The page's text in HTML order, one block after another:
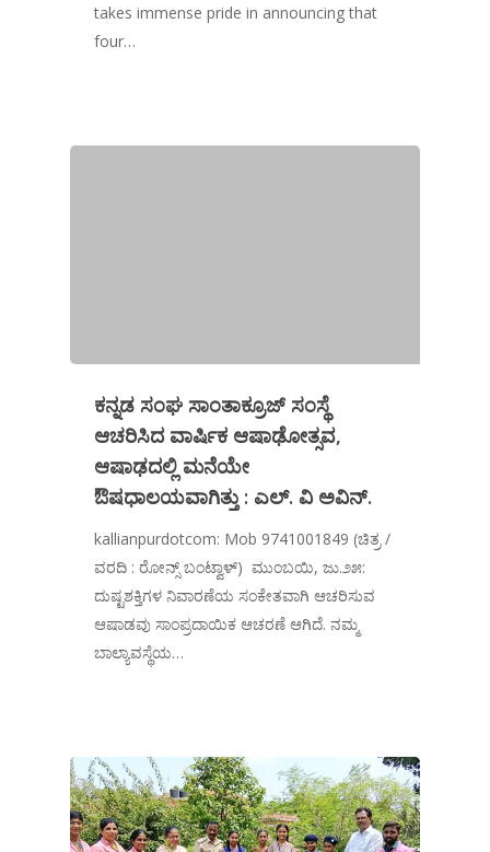
takes immense pride in announcing that
four…
ಕನ್ನಡ ಸಂಘ ಸಾಂತಾಕ್ರೂಜ್ ಸಂಸ್ಥೆ
ಆಚರಿಸಿದ ವಾರ್ಷಿಕ ಆಷಾಢೋತ್ಸವ,
ಆಷಾಢದಲ್ಲಿ ಮನೆಯೇ
ಔಷಧಾಲಯವಾಗಿತ್ತು : ಎಲ್. ವಿ ಅವಿನ್.
kallianpurdotcom: Mob 9741001849 (ಚಿತ್ರ /
ವರದಿ : ರೋನ್ಸ್ ಬಂಟ್ವಾಳ್) ಮುಂಬಯಿ, ಜು.೨೫:
ದುಷ್ಟಶಕ್ತಿಗಳ ನಿವಾರಣೆಯ ಸಂಕೇತವಾಗಿ ಆಚರಿಸುವ
ಆಷಾಡವು ಸಾಂಪ್ರದಾಯಿಕ ಆಚರಣೆ ಆಗಿದೆ. ನಮ್ಮ
ಬಾಲ್ಯಾವಸ್ಥೆಯ…